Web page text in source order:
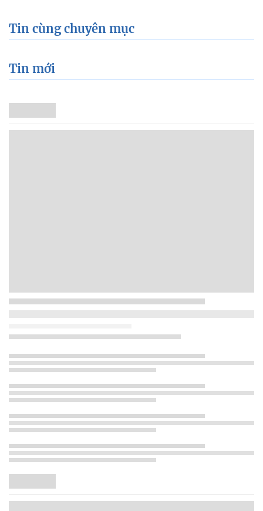
Tin cùng chuyên mục
Tin mới